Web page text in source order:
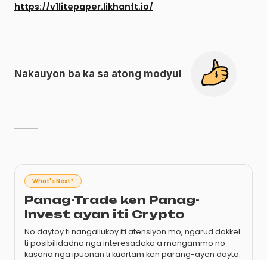
https://v1litepaper.likhanft.io/
Nakauyon ba ka sa atong modyul
What's Next?
Panag-Trade ken Panag-
Invest ayan iti Crypto
No daytoy ti nangallukoy iti atensiyon mo, ngarud dakkel
ti posibilidadna nga interesadoka a mangammo no
kasano nga ipuonan ti kuartam ken parang-ayen dayta.